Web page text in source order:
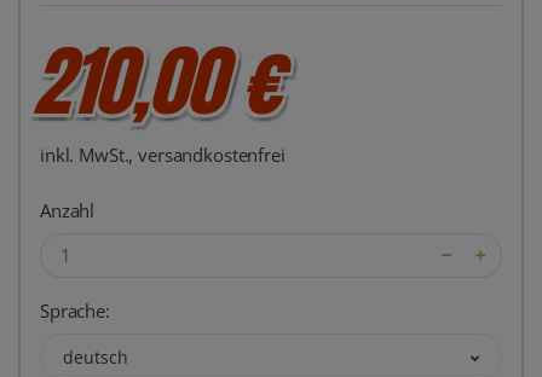
210,00 €
inkl. MwSt., versandkostenfrei
Anzahl
Sprache:
deutsch